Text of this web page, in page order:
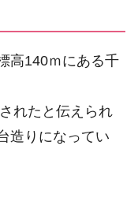
高140ｍにある千
れたと伝えられ
造りになってい